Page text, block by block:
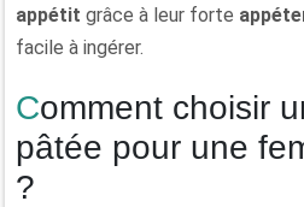
appétit grâce à leur forte
facile à ingérer.
Comment choisir une bonne
pâtée pour une
?